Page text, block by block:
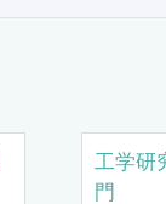
工学研
門